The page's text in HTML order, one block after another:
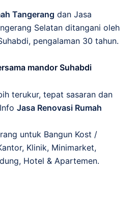
Tangerang dan Jasa
Selatan ditangani oleh
pengalaman 30 tahun.
mandor Suhabdi
terukur, tepat sasaran dan
Jasa Renovasi Rumah
untuk Bangun Kost /
Klinik, Minimarket,
Hotel & Apartemen.